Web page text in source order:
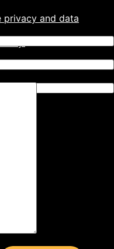
privacy and data